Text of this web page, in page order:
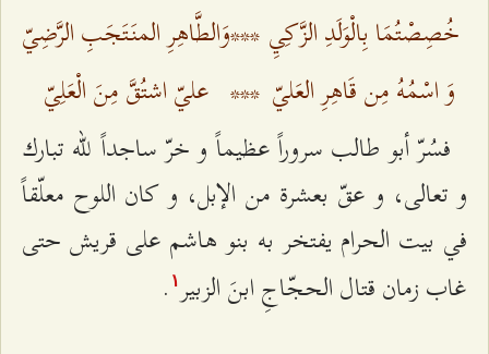
خُصِصْتُمَا بِالْوَلَدِ الزَّكِيِ ***وَالطَّاهِرِ المنَتَجَبِ الرَّضِيّ‌
وَ اسْمُهُ مِن قَاهِرِ العَليّ *** عليّ اشتُقَّ مِنَ الْعَلِيّ‌
فسُرّ أبو طالب سروراً عظيماً و خرّ ساجداً للّه تبارك
و تعالى، و عقّ بعشرة من الإبل، و كان اللوح معلّقاً
في بيت الحرام يفتخر به بنو هاشم على قريش حتى
غاب زمان قتال الحجّاجِ ابنَ الزبير ۱ .